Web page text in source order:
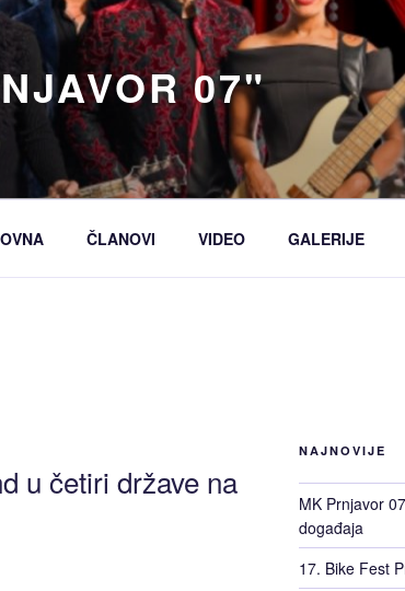
07"
ČLANOVI VIDEO GALERIJE
u četiri države na
NAJNOVIJE
MK Prnjavor
događaja
17. Bike Fest